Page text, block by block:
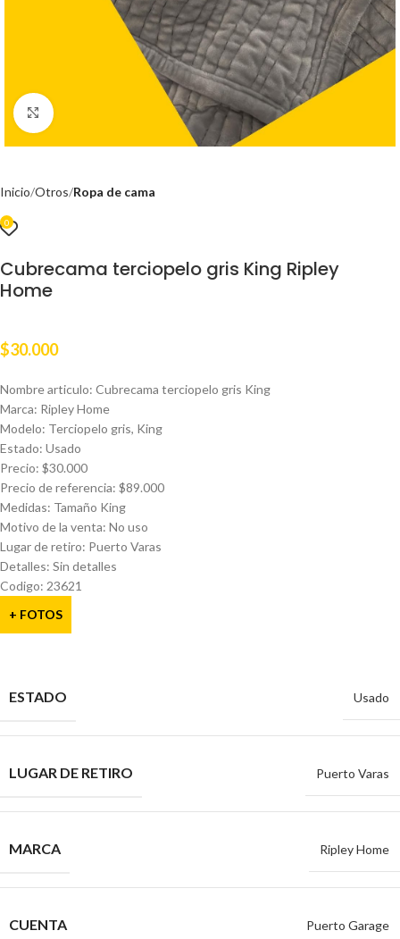
Clic para ampliar
Inicio Otros Ropa de cama
0
Cubrecama terciopelo gris King Ripley
Home
$30.000
Nombre articulo: Cubrecama terciopelo gris King
Marca: Ripley Home
Modelo: Terciopelo gris, King
Estado: Usado
Precio: $30.000
Precio de referencia: $89.000
Medidas: Tamaño King
Motivo de la venta: No uso
Lugar de retiro: Puerto Varas
Detalles: Sin detalles
Codigo: 23621
+ FOTOS
ESTADO Usado
LUGAR DE RETIRO Puerto Varas
MARCA Ripley Home
CUENTA Puerto Garage